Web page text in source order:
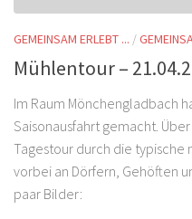
GEMEINSAM ERLEBT ... /
Mühlentour –
Im Raum Mönchengladbach
Saisonausfahrt gemacht.
Tagestour durch die typische
vorbei an Dörfern, Gehöften
paar Bilder: